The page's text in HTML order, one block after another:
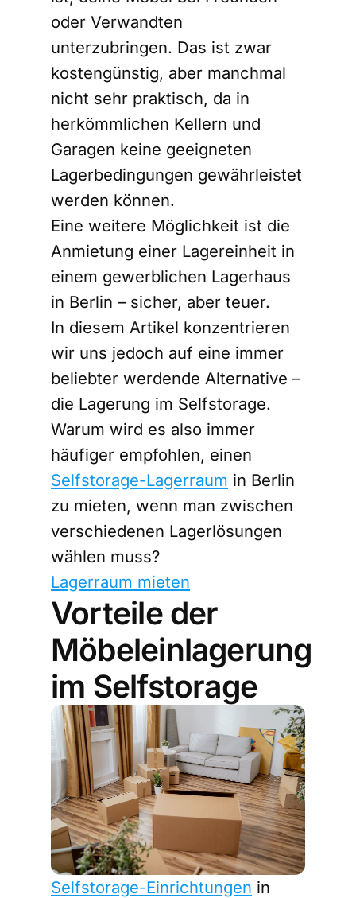
oder Verwandten
unterzubringen. Das ist zwar
kostengünstig, aber manchmal
nicht sehr praktisch, da in
herkömmlichen Kellern und
Garagen keine geeigneten
Lagerbedingungen gewährleistet
werden können.
Eine weitere Möglichkeit ist die
Anmietung einer Lagereinheit in
einem gewerblichen Lagerhaus
in Berlin – sicher, aber teuer.
In diesem Artikel konzentrieren
wir uns jedoch auf eine immer
beliebter werdende Alternative –
die Lagerung im Selfstorage.
Warum wird es also immer
häufiger empfohlen, einen
Selfstorage-Lagerraum in Berlin
zu mieten, wenn man zwischen
verschiedenen Lagerlösungen
wählen muss?
Lagerraum mieten
Vorteile der
Möbeleinlagerung
im Selfstorage
Selfstorage-Einrichtungen in